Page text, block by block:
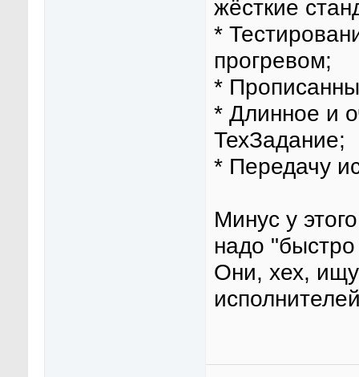
жёсткие
*
прогревом;
*
* Длинное и
ТехЗадание;
* Передачу
Минус у
надо
Они, хех,